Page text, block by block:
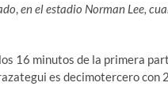
,en el estadio Norman Lee,
16 minutos de la primera
es decimotercero con